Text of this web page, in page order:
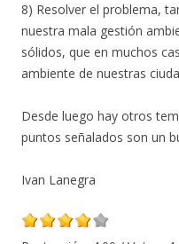
8) Resolver el problema,
nuestra mala gestión
sólidos, que en muchos
ambiente de nuestras
Desde luego hay otros
puntos señalados son un
Ivan Lanegra